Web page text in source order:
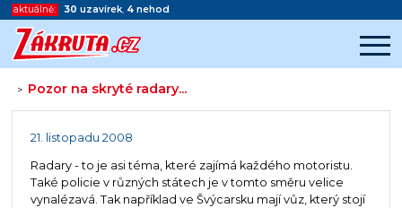
aktuálně: 30 uzavírek, 4 nehod
> Pozor na skryté radary...
Začátek reklamy
21. listopadu 2008
Radary - to je asi téma, které zajímá každého motoristu.
Také policie v různých státech je v tomto směru velice
vynalézavá. Tak například ve Švýcarsku mají vůz, který stojí